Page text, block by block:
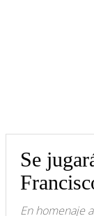
Se
En homenaje